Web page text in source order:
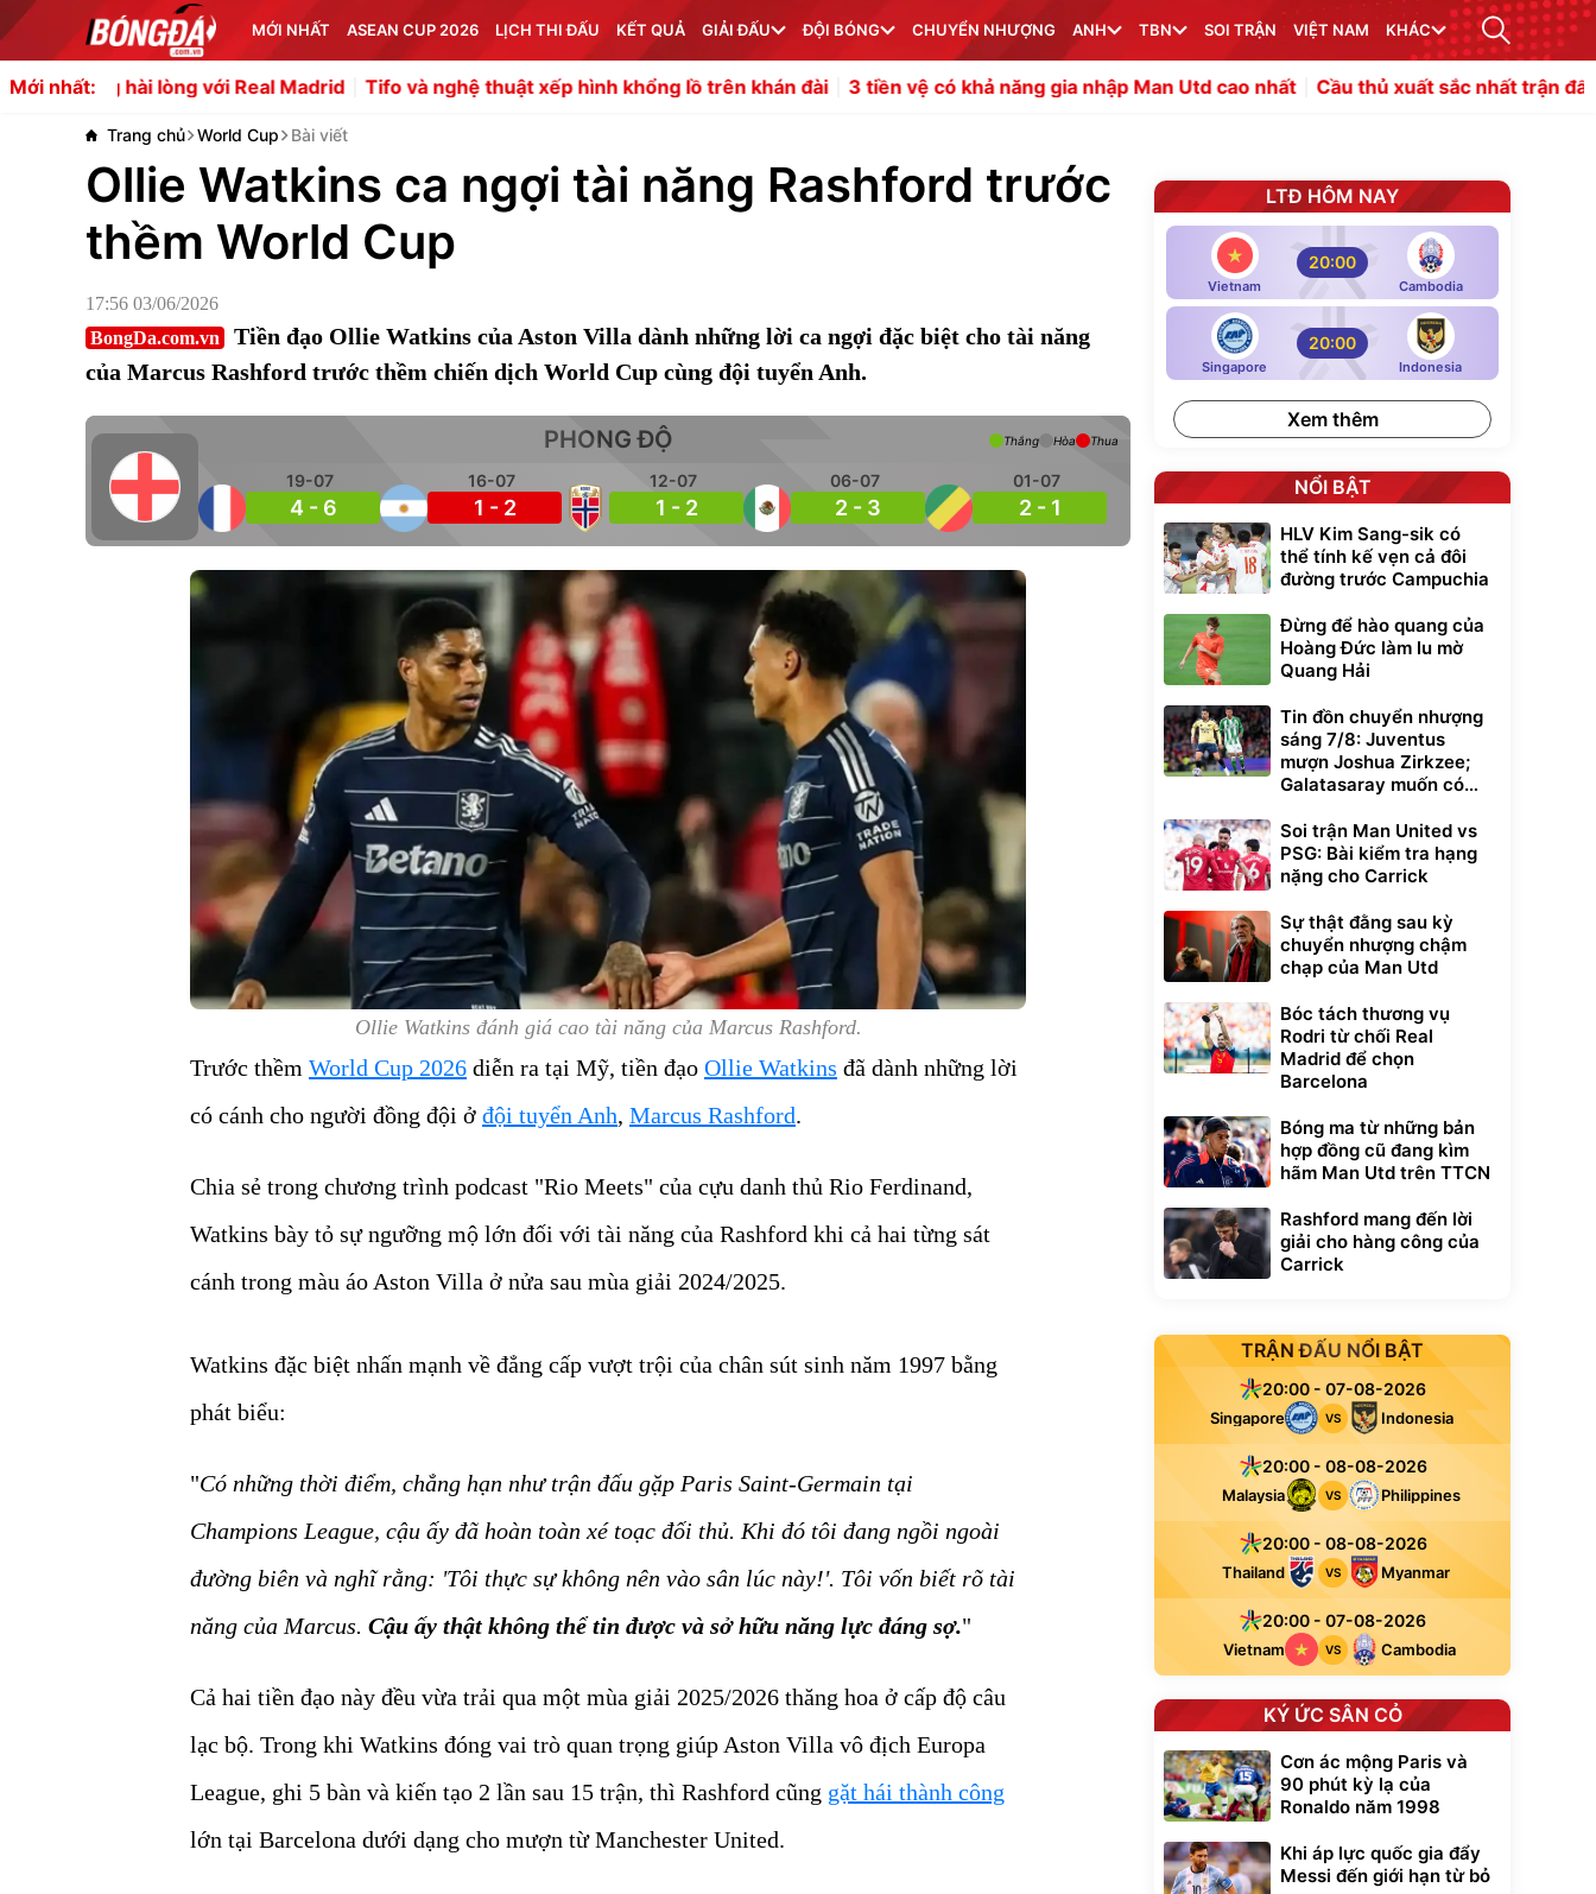
MỚI NHẤT ASEAN CUP 2026 LỊCH THI ĐẤU KẾT QUẢ GIẢI ĐẤU ĐỘI BÓNG CHUYỂN NHƯỢNG ANH TBN SOI TRẬN VIỆT NAM KHÁC
Mới nhất:
hài lòng với Real Madrid Tifo và nghệ thuật xếp hình khổng lồ trên khán đài 3 tiền vệ có khả năng gia nhập Man Utd cao nhất Cầu thủ xuất sắc nhất trận đấu được
Trang chủ World Cup Bài viết
Ollie Watkins ca ngợi tài năng Rashford trước
thềm World Cup
17:56 03/06/2026
BongDa.com.vn
Tiền đạo Ollie Watkins của Aston Villa dành những lời ca ngợi đặc biệt cho tài năng
của Marcus Rashford trước thềm chiến dịch World Cup cùng đội tuyển Anh.
PHONG ĐỘ
19-07
4 - 6
16-07
1 - 2
12-07
1 - 2
06-07
2 - 3
01-07
2 - 1
Thắng Hòa Thua
Ollie Watkins đánh giá cao tài năng của Marcus Rashford.
Trước thềm World Cup 2026 diễn ra tại Mỹ, tiền đạo Ollie Watkins đã dành những lời
có cánh cho người đồng đội ở đội tuyển Anh, Marcus Rashford.
Chia sẻ trong chương trình podcast "Rio Meets" của cựu danh thủ Rio Ferdinand,
Watkins bày tỏ sự ngưỡng mộ lớn đối với tài năng của Rashford khi cả hai từng sát
cánh trong màu áo Aston Villa ở nửa sau mùa giải 2024/2025.
Watkins đặc biệt nhấn mạnh về đẳng cấp vượt trội của chân sút sinh năm 1997 bằng
phát biểu:
"Có những thời điểm, chẳng hạn như trận đấu gặp Paris Saint-Germain tại
Champions League, cậu ấy đã hoàn toàn xé toạc đối thủ. Khi đó tôi đang ngồi ngoài
đường biên và nghĩ rằng: 'Tôi thực sự không nên vào sân lúc này!'. Tôi vốn biết rõ tài
năng của Marcus. Cậu ấy thật không thể tin được và sở hữu năng lực đáng sợ."
Cả hai tiền đạo này đều vừa trải qua một mùa giải 2025/2026 thăng hoa ở cấp độ câu
lạc bộ. Trong khi Watkins đóng vai trò quan trọng giúp Aston Villa vô địch Europa
League, ghi 5 bàn và kiến tạo 2 lần sau 15 trận, thì Rashford cũng gặt hái thành công
lớn tại Barcelona dưới dạng cho mượn từ Manchester United.
LTĐ HÔM NAY
Vietnam
20:00
Cambodia
Singapore
20:00
Indonesia
Xem thêm
NỔI BẬT
HLV Kim Sang-sik có
thể tính kế vẹn cả đôi
đường trước Campuchia
Đừng để hào quang của
Hoàng Đức làm lu mờ
Quang Hải
Tin đồn chuyển nhượng
sáng 7/8: Juventus
mượn Joshua Zirkzee;
Galatasaray muốn có
Soi trận Man United vs
PSG: Bài kiểm tra hạng
nặng cho Carrick
Sự thật đằng sau kỳ
chuyển nhượng chậm
chạp của Man Utd
Bóc tách thương vụ
Rodri từ chối Real
Madrid để chọn
Barcelona
Bóng ma từ những bản
hợp đồng cũ đang kìm
hãm Man Utd trên TTCN
Rashford mang đến lời
giải cho hàng công của
Carrick
TRẬN ĐẤU NỔI BẬT
20:00 - 07-08-2026
Singapore VS Indonesia
20:00 - 08-08-2026
Malaysia VS Philippines
20:00 - 08-08-2026
Thailand VS Myanmar
20:00 - 07-08-2026
Vietnam VS Cambodia
KÝ ỨC SÂN CỎ
Cơn ác mộng Paris và
90 phút kỳ lạ của
Ronaldo năm 1998
Khi áp lực quốc gia đẩy
Messi đến giới hạn từ bỏ